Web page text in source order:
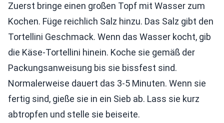
Zuerst bringe einen großen Topf mit Wasser zum
Kochen. Füge reichlich Salz hinzu. Das Salz gibt den
Tortellini Geschmack. Wenn das Wasser kocht, gib
die Käse-Tortellini hinein. Koche sie gemäß der
Packungsanweisung bis sie bissfest sind.
Normalerweise dauert das 3-5 Minuten. Wenn sie
fertig sind, gieße sie in ein Sieb ab. Lass sie kurz
abtropfen und stelle sie beiseite.